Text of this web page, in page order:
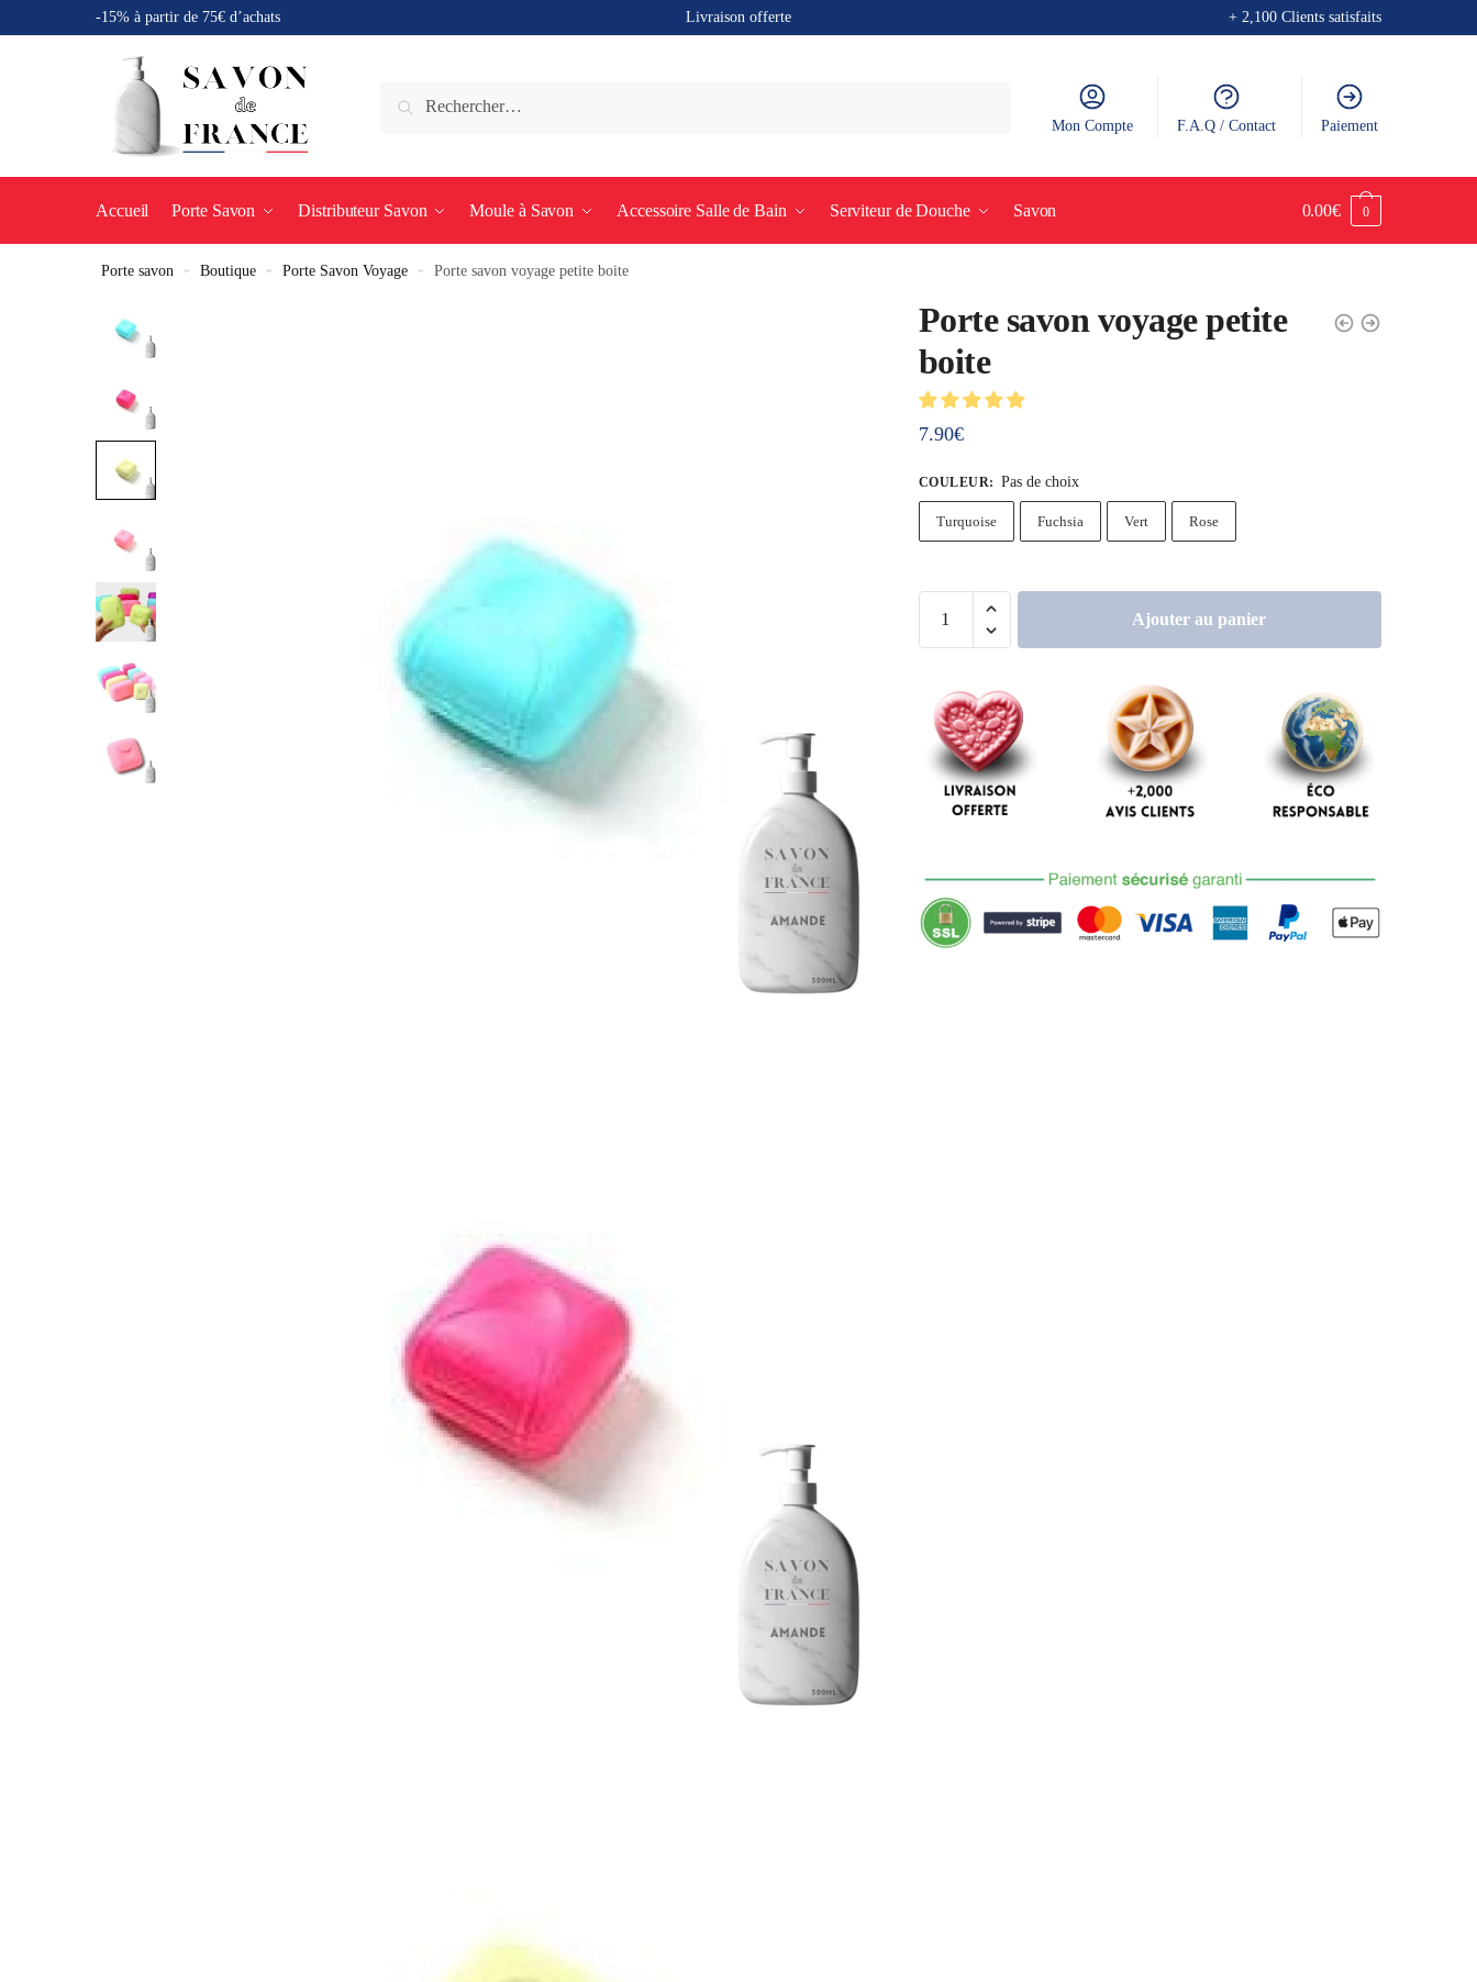
-15% à partir de 75€ d’achats Livraison offerte + 2,100 Clients satisfaits
Mon Compte F.A.Q / Contact Paiement
Accueil Porte Savon Distributeur Savon Moule à Savon Accessoire Salle de Bain Serviteur de Douche Savon 0.00€ 0
Porte savon » Boutique » Porte Savon Voyage » Porte savon voyage petite boite
Porte savon voyage petite
boite
7.90€
COULEUR: Pas de choix
Turquoise Fuchsia Vert Rose
Ajouter au panier